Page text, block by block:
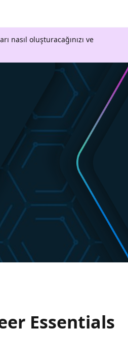
nasıl oluşturacağınızı ve
Essentials